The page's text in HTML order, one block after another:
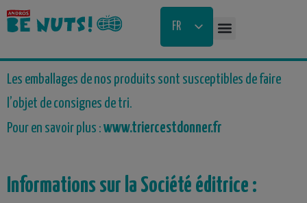
Aller
au
contenu
FR
NL
Les emballages de nos produits sont susceptibles de faire
l’objet de consignes de tri.
Pour en savoir plus : www.triercestdonner.fr
Informations sur la Société éditrice :